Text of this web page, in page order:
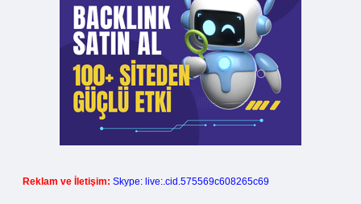
Reklam ve İletişim: Skype: live:.cid.575569c608265c69